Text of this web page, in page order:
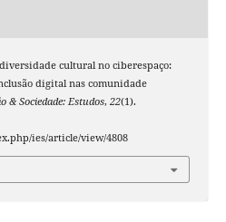
cultural no ciberespaço:
digital nas comunidade
& Sociedade: Estudos, 22(1).
ies/article/view/4808